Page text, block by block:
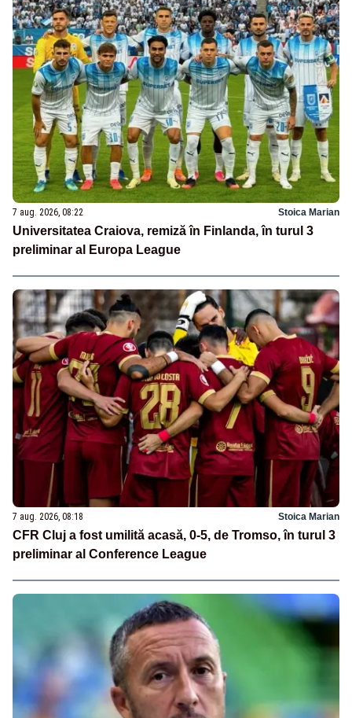
7 aug. 2026, 08:22 Stoica Marian
Universitatea Craiova, remiză în Finlanda, în turul 3
preliminar al Europa League
7 aug. 2026, 08:18 Stoica Marian
CFR Cluj a fost umilită acasă, 0-5, de Tromso, în turul 3
preliminar al Conference League